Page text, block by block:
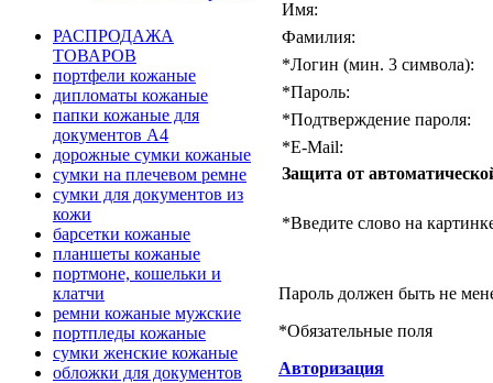
РАСПРОДАЖА
ТОВАРОВ
портфели кожаные
дипломаты кожаные
папки кожаные для
документов А4
дорожные сумки кожаные
сумки на плечевом ремне
сумки для документов из
кожи
барсетки кожаные
планшеты кожаные
портмоне, кошельки и
клатчи
ремни кожаные мужские
портпледы кожаные
сумки женские кожаные
обложки для документов
Имя:
Фамилия:
*Логин (мин. 3 символа):
*Пароль:
*Подтверждение пароля:
*E-Mail:
Защита от
*Введите слово на
Пароль должен быть не
*Обязательные поля
Авторизация